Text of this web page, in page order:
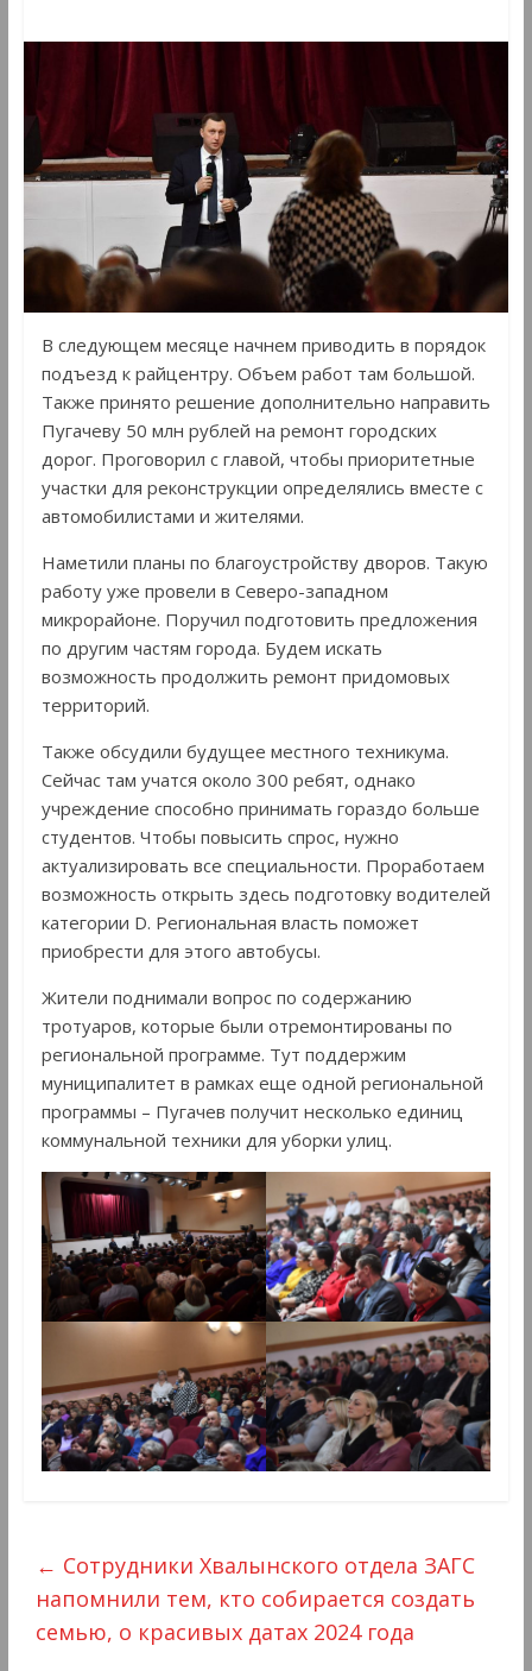
В следующем месяце начнем приводить в порядок
подъезд к райцентру. Объем работ там большой.
Также принято решение дополнительно направить
Пугачеву 50 млн рублей на ремонт городских
дорог. Проговорил с главой, чтобы приоритетные
участки для реконструкции определялись вместе с
автомобилистами и жителями.
Наметили планы по благоустройству дворов. Такую
работу уже провели в Северо-западном
микрорайоне. Поручил подготовить предложения
по другим частям города. Будем искать
возможность продолжить ремонт придомовых
территорий.
Также обсудили будущее местного техникума.
Сейчас там учатся около 300 ребят, однако
учреждение способно принимать гораздо больше
студентов. Чтобы повысить спрос, нужно
актуализировать все специальности. Проработаем
возможность открыть здесь подготовку водителей
категории D. Региональная власть поможет
приобрести для этого автобусы.
Жители поднимали вопрос по содержанию
тротуаров, которые были отремонтированы по
региональной программе. Тут поддержим
муниципалитет в рамках еще одной региональной
программы – Пугачев получит несколько единиц
коммунальной техники для уборки улиц.
← Сотрудники Хвалынского отдела ЗАГС
напомнили тем, кто собирается создать
семью, о красивых датах 2024 года